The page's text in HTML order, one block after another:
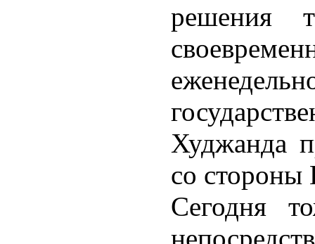
решения
Худжанда
со стороны
Сегодня